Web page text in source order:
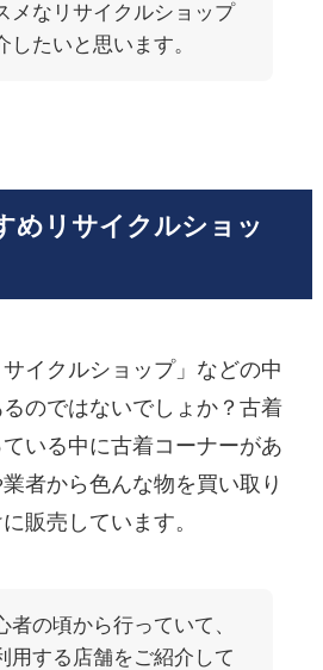
メなリサイクルショップ
したいと思います。
めリサイクルショッ
イクルショップ」などの中
のではないでしょか？古着
いる中に古着コーナーがあ
者から色んな物を買い取り
販売しています。
者の頃から行っていて、
用する店舗をご紹介して